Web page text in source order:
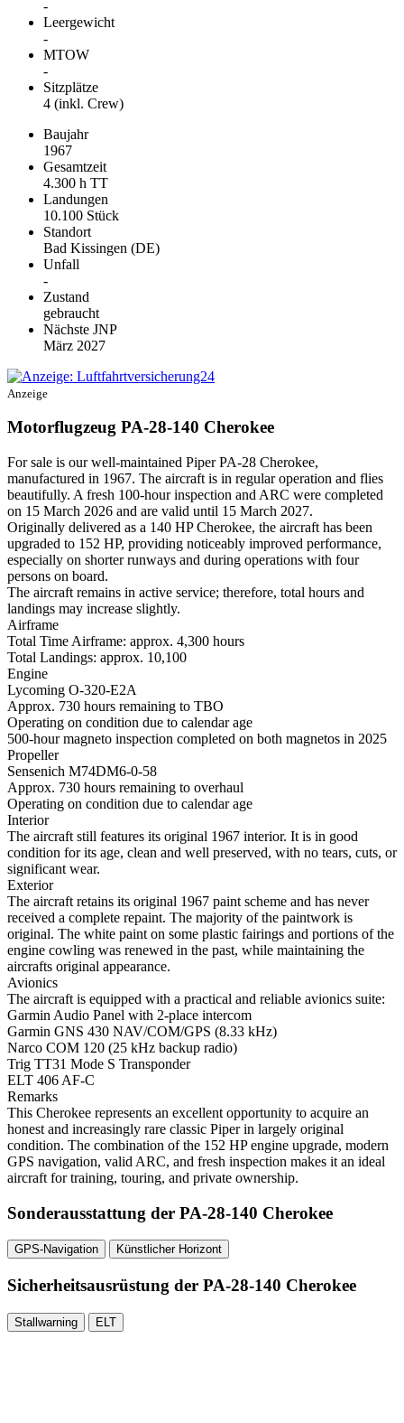
-
Leergewicht
-
MTOW
-
Sitzplätze
4 (inkl. Crew)
Baujahr
1967
Gesamtzeit
4.300 h TT
Landungen
10.100 Stück
Standort
Bad Kissingen (DE)
Unfall
-
Zustand
gebraucht
Nächste JNP
März 2027
Anzeige
Motorflugzeug PA-28-140 Cherokee
For sale is our well-maintained Piper PA-28 Cherokee,
manufactured in 1967. The aircraft is in regular operation and flies
beautifully. A fresh 100-hour inspection and ARC were completed
on 15 March 2026 and are valid until 15 March 2027.
Originally delivered as a 140 HP Cherokee, the aircraft has been
upgraded to 152 HP, providing noticeably improved performance,
especially on shorter runways and during operations with four
persons on board.
The aircraft remains in active service; therefore, total hours and
landings may increase slightly.
Airframe
Total Time Airframe: approx. 4,300 hours
Total Landings: approx. 10,100
Engine
Lycoming O-320-E2A
Approx. 730 hours remaining to TBO
Operating on condition due to calendar age
500-hour magneto inspection completed on both magnetos in 2025
Propeller
Sensenich M74DM6-0-58
Approx. 730 hours remaining to overhaul
Operating on condition due to calendar age
Interior
The aircraft still features its original 1967 interior. It is in good
condition for its age, clean and well preserved, with no tears, cuts, or
significant wear.
Exterior
The aircraft retains its original 1967 paint scheme and has never
received a complete repaint. The majority of the paintwork is
original. The white paint on some plastic fairings and portions of the
engine cowling was renewed in the past, while maintaining the
aircrafts original appearance.
Avionics
The aircraft is equipped with a practical and reliable avionics suite:
Garmin Audio Panel with 2-place intercom
Garmin GNS 430 NAV/COM/GPS (8.33 kHz)
Narco COM 120 (25 kHz backup radio)
Trig TT31 Mode S Transponder
ELT 406 AF-C
Remarks
This Cherokee represents an excellent opportunity to acquire an
honest and increasingly rare classic Piper in largely original
condition. The combination of the 152 HP engine upgrade, modern
GPS navigation, valid ARC, and fresh inspection makes it an ideal
aircraft for training, touring, and private ownership.
Sonderausstattung der PA-28-140 Cherokee
GPS-Navigation Künstlicher Horizont
Sicherheitsausrüstung der PA-28-140 Cherokee
Stallwarning ELT